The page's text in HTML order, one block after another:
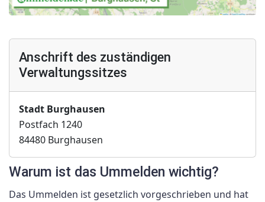
Anschrift des zuständigen
Verwaltungssitzes
Stadt Burghausen
Postfach 1240
84480 Burghausen
Warum ist das Ummelden wichtig?
Das Ummelden ist gesetzlich vorgeschrieben und hat